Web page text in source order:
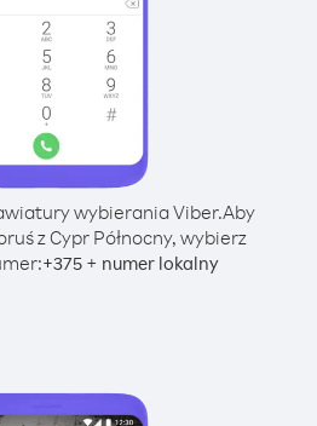
wybierania Viber.Aby
z Cypr Północny, wybierz
+375 + numer lokalny